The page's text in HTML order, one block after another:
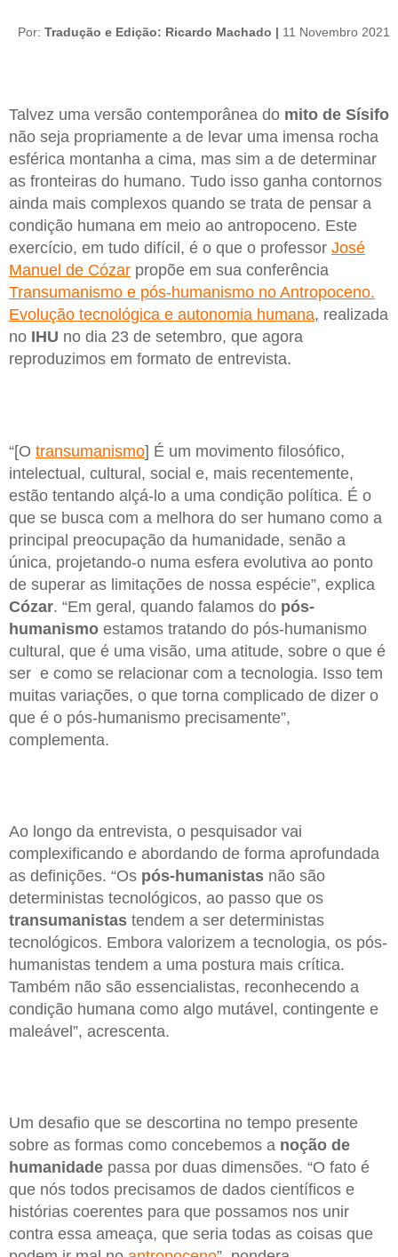
Por: Tradução e Edição: Ricardo Machado | 11 Novembro 2021
Talvez uma versão contemporânea do mito de Sísifo
não seja propriamente a de levar uma imensa rocha
esférica montanha a cima, mas sim a de determinar
as fronteiras do humano. Tudo isso ganha contornos
ainda mais complexos quando se trata de pensar a
condição humana em meio ao antropoceno. Este
exercício, em tudo difícil, é o que o professor José
Manuel de Cózar propõe em sua conferência
Transumanismo e pós-humanismo no Antropoceno.
Evolução tecnológica e autonomia humana, realizada
no IHU no dia 23 de setembro, que agora
reproduzimos em formato de entrevista.
“[O transumanismo] É um movimento filosófico,
intelectual, cultural, social e, mais recentemente,
estão tentando alçá-lo a uma condição política. É o
que se busca com a melhora do ser humano como a
principal preocupação da humanidade, senão a
única, projetando-o numa esfera evolutiva ao ponto
de superar as limitações de nossa espécie”, explica
Cózar. “Em geral, quando falamos do pós-
humanismo estamos tratando do pós-humanismo
cultural, que é uma visão, uma atitude, sobre o que é
ser e como se relacionar com a tecnologia. Isso tem
muitas variações, o que torna complicado de dizer o
que é o pós-humanismo precisamente”,
complementa.
Ao longo da entrevista, o pesquisador vai
complexificando e abordando de forma aprofundada
as definições. “Os pós-humanistas não são
deterministas tecnológicos, ao passo que os
transumanistas tendem a ser deterministas
tecnológicos. Embora valorizem a tecnologia, os pós-
humanistas tendem a uma postura mais crítica.
Também não são essencialistas, reconhecendo a
condição humana como algo mutável, contingente e
maleável”, acrescenta.
Um desafio que se descortina no tempo presente
sobre as formas como concebemos a noção de
humanidade passa por duas dimensões. “O fato é
que nós todos precisamos de dados científicos e
histórias coerentes para que possamos nos unir
contra essa ameaça, que seria todas as coisas que